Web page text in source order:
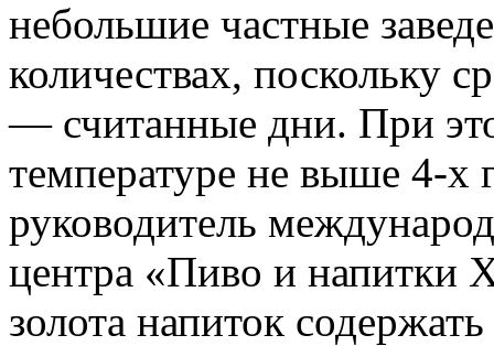
небольшие частные
количествах, поскольку
— считанные дни. При
температуре не выше 4-х
руководитель
центра «Пиво и напитки
золота напиток